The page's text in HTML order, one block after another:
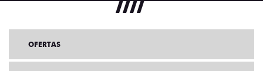
OFERTAS